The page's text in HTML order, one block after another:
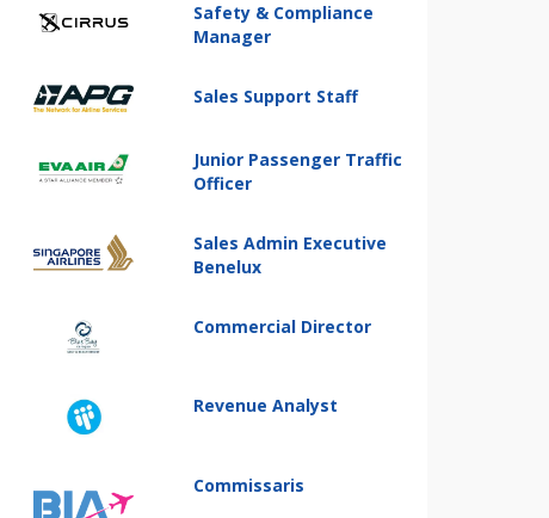
Safety & Compliance
Manager
Sales Support Staff
Junior Passenger Traffic
Officer
Sales Admin Executive
Benelux
Commercial Director
Revenue Analyst
Commissaris